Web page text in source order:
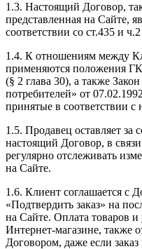
1.3. Настоящий Договор,
представленная на Сайте,
соответствии со ст.435 и
1.4. К отношениям между
применяются положения
(§ 2 глава 30), а также
потребителей» от
принятые в соответствии с
1.5. Продавец оставляет за
настоящий Договор, в
регулярно отслеживать
на Сайте.
1.6. Клиент соглашается с
«Подтвердить заказ» на
на Сайте. Оплата товаров и
Интернет-магазине, также
Договором, даже если